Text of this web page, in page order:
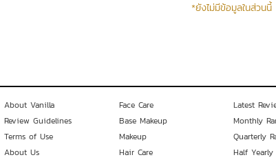
*ยังไม่มีข้อมูลในส่วนนี้
About Vanilla
Review Guidelines
Terms of Use
About Us
Face Care
Base Makeup
Makeup
Hair Care
Latest
Monthly
Quarterly
Half Yearly